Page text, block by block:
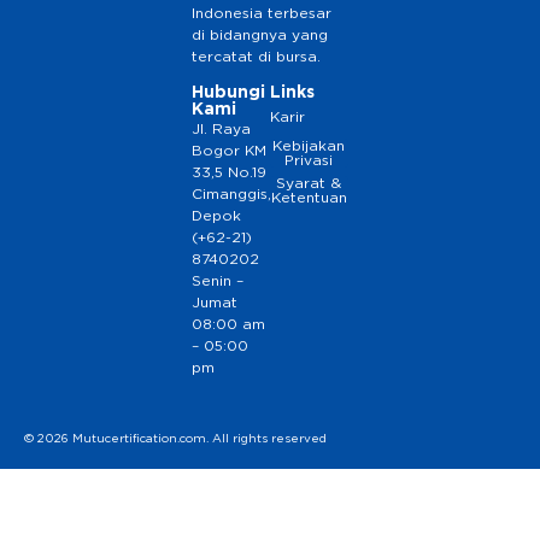
Indonesia terbesar
di bidangnya yang
tercatat di bursa.
Hubungi
Kami
Jl. Raya
Bogor KM
33,5 No.19
Cimanggis,
Depok
(+62-21)
8740202
Senin –
Jumat
08:00 am
– 05:00
pm
Links
Karir
Kebijakan
Privasi
Syarat &
Ketentuan
© 2026 Mutucertification.com. All rights reserved